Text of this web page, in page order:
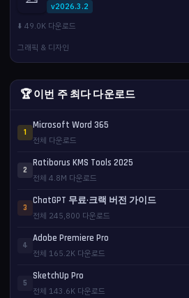
v2026.3.2
⬇️ 49.0K 다운로드
그래픽 & 디자인
🏆 이번 주 최다 다운로드
1
Microsoft Word 365
전체 다운로드
2
Ratiborus KMS Tools 2025
전체 4.8M 다운로드
3
ChatGPT 무료·크랙 버전 가이드
전체 245,800 다운로드
4
Adobe Premiere Pro
전체 165.2K 다운로드
5
SketchUp Pro
전체 143.6K 다운로드